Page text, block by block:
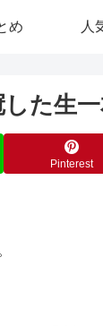
め 人
た生
Pinterest